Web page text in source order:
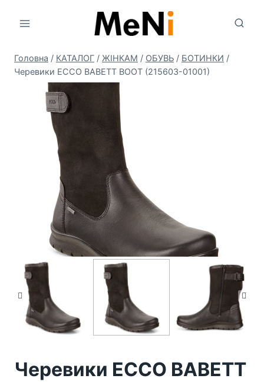
Головна / КАТАЛОГ / ЖIНКАМ / ОБУВЬ / БОТИНКИ /
Черевики ECCO BABETT BOOT (215603-01001)
Черевики ECCO BABETT